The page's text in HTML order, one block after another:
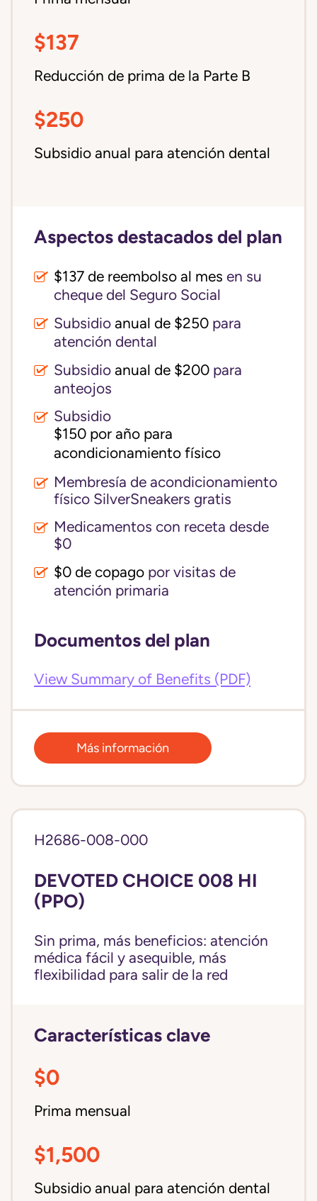
$137
Reducción de prima de la Parte B
$250
Subsidio anual para atención dental
Aspectos destacados del plan
$137 de reembolso al mes en su
cheque del Seguro Social
Subsidio anual de $250 para
atención dental
Subsidio anual de $200 para
anteojos
Subsidio
$150 por año para
acondicionamiento físico
Membresía de acondicionamiento
físico SilverSneakers gratis
Medicamentos con receta desde
$0
$0 de copago por visitas de
atención primaria
Documentos del plan
View Summary of Benefits (PDF)
Más información
H2686-008-000
DEVOTED CHOICE 008 HI
(PPO)
Sin prima, más beneficios: atención
médica fácil y asequible, más
flexibilidad para salir de la red
Características clave
$0
Prima mensual
$1,500
Subsidio anual para atención dental